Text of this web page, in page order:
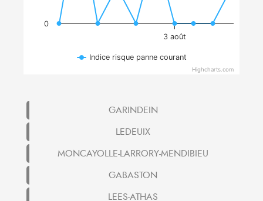
3 août
0
Indice risque panne courant
Highcharts.com
GARINDEIN
LEDEUIX
MONCAYOLLE-LARRORY-MENDIBIEU
GABASTON
LEES-ATHAS